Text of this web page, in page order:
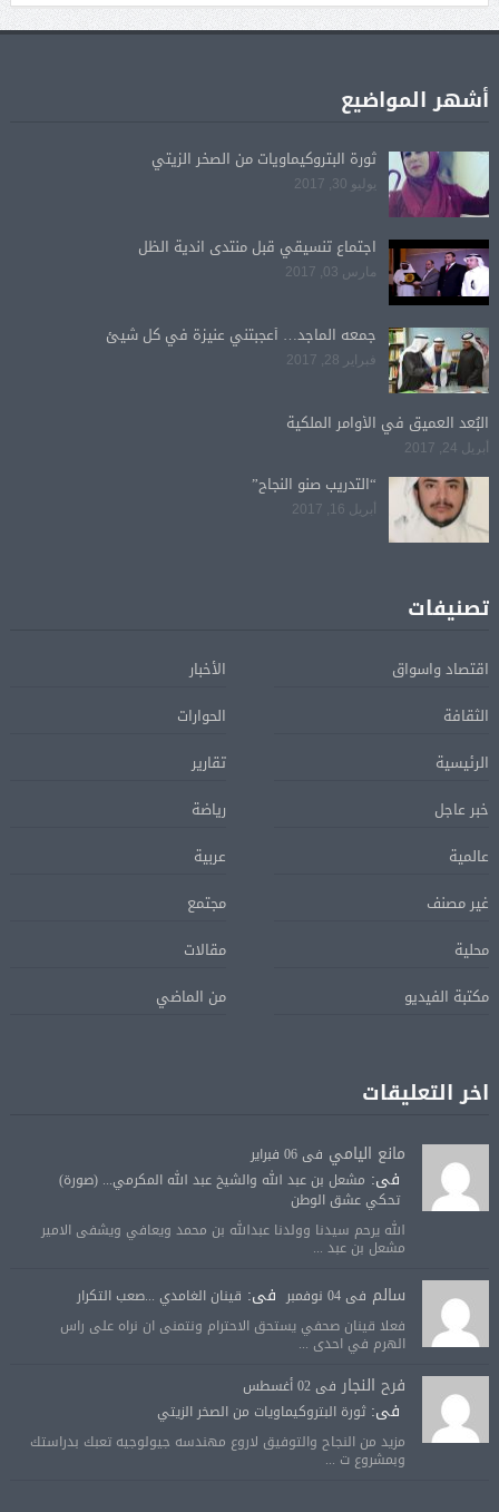
أشهر المواضيع
ثورة البتروكيماويات من الصخر الزيتي
يوليو 30, 2017
اجتماع تنسيقي قبل منتدى اندية الظل
مارس 03, 2017
جمعه الماجد… أعجبتني عنيزة في كل شيئ
فبراير 28, 2017
البُعد العميق في الأوامر الملكية
أبريل 24, 2017
“التدريب صنو النجاح”
أبريل 16, 2017
تصنيفات
اقتصاد واسواق
الأخبار
الثقافة
الحوارات
الرئيسية
تقارير
خبر عاجل
رياضة
عالمية
عربية
غير مصنف
مجتمع
محلية
مقالات
مكتبة الفيديو
من الماضي
اخر التعليقات
مانع اليامي فى 06 فبراير
فى: مشعل بن عبد الله والشيخ عبد الله المكرمي... (صورة)
تحكي عشق الوطن
الله يرحم سيدنا وولدنا عبدالله بن محمد ويعافي ويشفى الامير
مشعل بن عبد ...
سالم فى 04 نوفمبر فى: قينان الغامدي ...صعب التكرار
فعلا قينان صحفي يستحق الاحترام ونتمنى ان نراه على راس
الهرم في احدى ...
فرح النجار فى 02 أغسطس
فى:ثورة البتروكيماويات من الصخر الزيتي
مزيد من النجاح والتوفيق لاروع مهندسه جيولوجيه تعبك بدراستك
وبمشروع ت ...